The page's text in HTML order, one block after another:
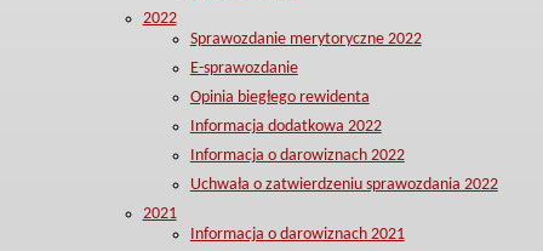
2022
Sprawozdanie merytoryczne 2022
E-sprawozdanie
Opinia biegłego rewidenta
Informacja dodatkowa 2022
Informacja o darowiznach 2022
Uchwała o zatwierdzeniu sprawozdania 2022
2021
Informacja o darowiznach 2021